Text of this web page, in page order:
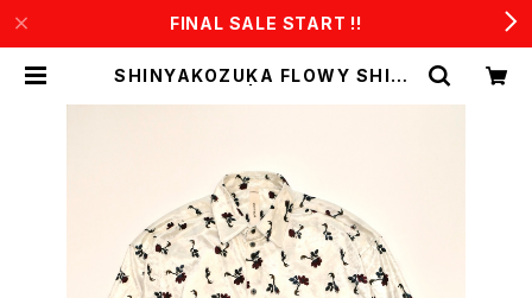
FINAL SALE START !!
SHINYAKOZUKA FLOWY SHIRT